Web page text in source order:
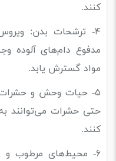
کنند.
۴- ترشحات بدن:
مدفوع دام‌های آلوده
مواد گسترش یابد.
۵- حیات وحش و حشرات:
حتی حشرات می‌توانند
کنند.
۶- محیط‌های مرطوب و